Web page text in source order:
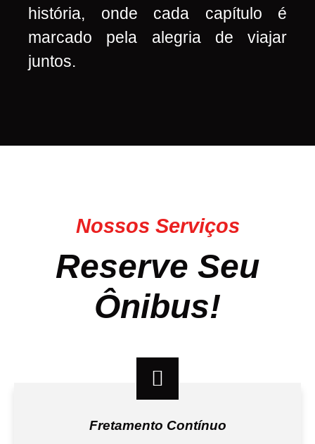
história, onde cada capítulo é
marcado pela alegria de viajar
juntos.
Nossos Serviços
Reserve Seu
Ônibus!
Fretamento Contínuo​​​​​​​​​​​​​​